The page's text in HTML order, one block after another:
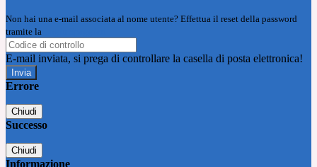
Non hai una e-mail associata al nome utente? Effettua il reset della password
tramite la
E-mail inviata, si prega di controllare la casella di posta elettronica!
Errore
Chiudi
Successo
Chiudi
Informazione